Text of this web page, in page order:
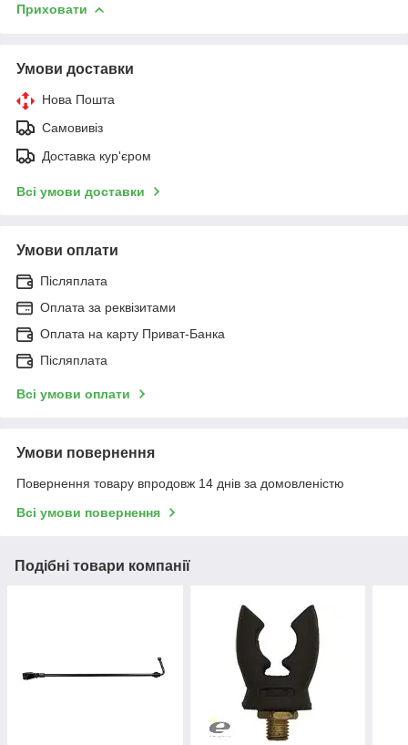
Приховати
Умови доставки
Нова Пошта
Самовивіз
Доставка кур'єром
Всі умови доставки
Умови оплати
Післяплата
Оплата за реквізитами
Оплата на карту Приват-Банка
Післяплата
Всі умови оплати
Умови повернення
Повернення товару впродовж 14 днів за домовленістю
Всі умови повернення
Подібні товари компанії